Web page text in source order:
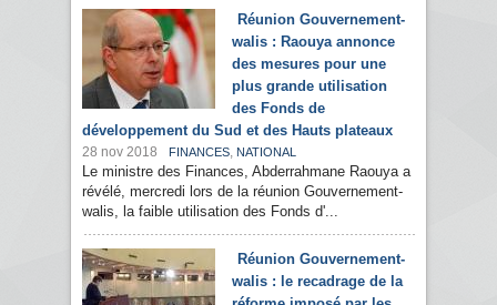
Réunion Gouvernement-
walis : Raouya annonce
des mesures pour une
plus grande utilisation
des Fonds de
développement du Sud et des Hauts plateaux
28 nov 2018 FINANCES, NATIONAL
Le ministre des Finances, Abderrahmane Raouya a
révélé, mercredi lors de la réunion Gouvernement-
walis, la faible utilisation des Fonds d'...
Réunion Gouvernement-
walis : le recadrage de la